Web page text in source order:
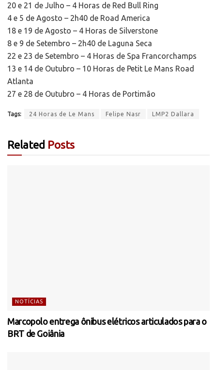
20 e 21 de Julho – 4 Horas de Red Bull Ring
4 e 5 de Agosto – 2h40 de Road America
18 e 19 de Agosto – 4 Horas de Silverstone
8 e 9 de Setembro – 2h40 de Laguna Seca
22 e 23 de Setembro – 4 Horas de Spa Francorchamps
13 e 14 de Outubro – 10 Horas de Petit Le Mans Road
Atlanta
27 e 28 de Outubro – 4 Horas de Portimão
Tags: 24 Horas de Le Mans Felipe Nasr LMP2 Dallara
Related Posts
NOTÍCIAS
Marcopolo entrega ônibus elétricos articulados para o
BRT de Goiânia